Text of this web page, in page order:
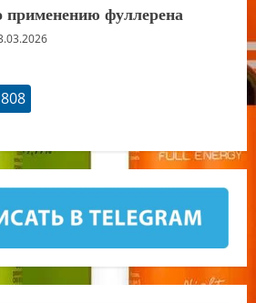
применению фуллерена